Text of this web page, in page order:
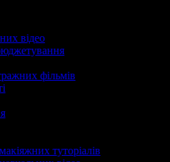
відео
фільмів
туторіалів